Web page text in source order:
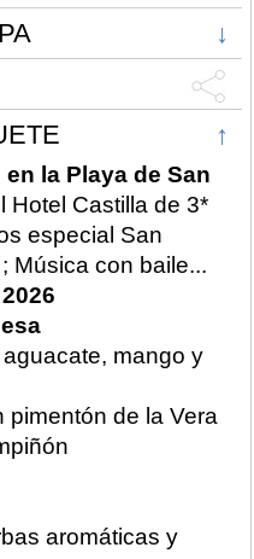
↓
↑
la Playa de San
Hotel Castilla de 3*
especial San
Música con baile...
mango y
pimentón de la Vera
aromáticas y